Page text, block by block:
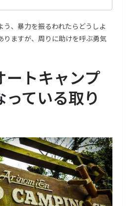
、暴力を振るわれたらどうしよ
りますが、周りに助けを呼ぶ勇気
ートキャンプ
ている取り